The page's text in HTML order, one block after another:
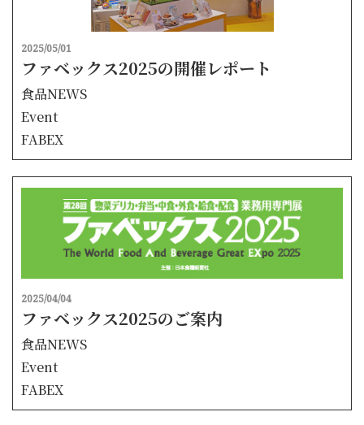
2025/05/01
ファベックス2025の開催レポート
食品NEWS
Event
FABEX
2025/04/04
ファベックス2025のご案内
食品NEWS
Event
FABEX